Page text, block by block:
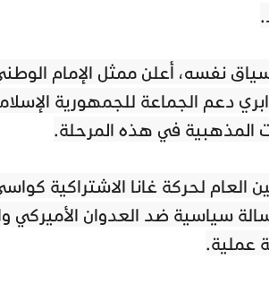
نفسه، أعلن ممثل الإمام
دعم الجماعة للجمهورية
المذهبية في هذه المرحلة.
العام لحركة غانا الاشتراكية
سياسية ضد العدوان الأميركي
عملية.